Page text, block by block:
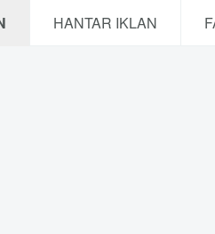
HANTAR IKLAN